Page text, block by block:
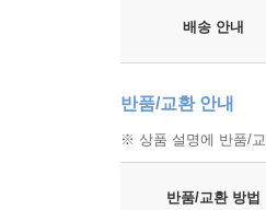
배송 안내
반품/교환 안내
※ 상품 설명에 반품/
반품/교환 방법